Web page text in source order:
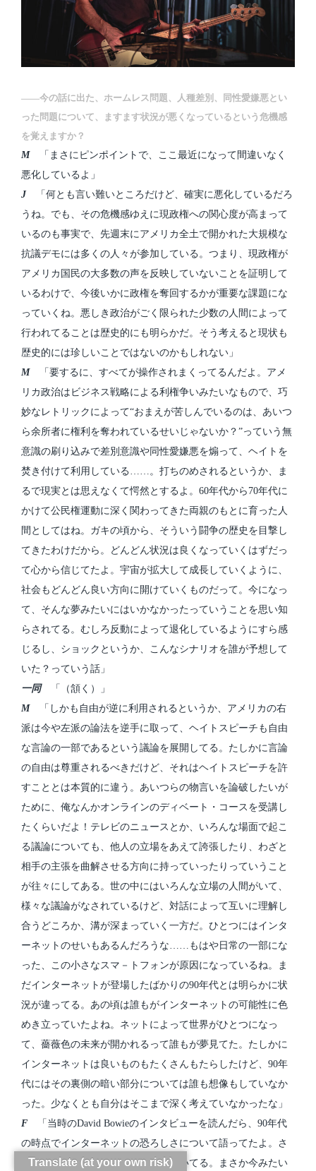
――今の話に出た、ホームレス問題、人種差別、同性愛嫌悪とい
った問題について、ますます状況が悪くなっているという危機感
を覚えますか？
M「まさにピンポイントで、ここ最近になって間違いなく
悪化しているよ」
J「何とも言い難いところだけど、確実に悪化しているだろ
うね。でも、その危機感ゆえに現政権への関心度が高まって
いるのも事実で、先週末にアメリカ全土で開かれた大規模な
抗議デモには多くの人々が参加している。つまり、現政権が
アメリカ国民の大多数の声を反映していないことを証明して
いるわけで、今後いかに政権を奪回するかが重要な課題にな
っていくね。悪しき政治がごく限られた少数の人間によって
行われてることは歴史的にも明らかだ。そう考えると現状も
歴史的には珍しいことではないのかもしれない」
M「要するに、すべてが操作されまくってるんだよ。アメ
リカ政治はビジネス戦略による利権争いみたいなもので、巧
妙なレトリックによって“おまえが苦しんでいるのは、あいつ
ら余所者に権利を奪われているせいじゃないか？”っていう無
意識の刷り込みで差別意識や同性愛嫌悪を煽って、ヘイトを
焚き付けて利用している……。打ちのめされるというか、ま
るで現実とは思えなくて愕然とするよ。60年代から70年代に
かけて公民権運動に深く関わってきた両親のもとに育った人
間としてはね。ガキの頃から、そういう闘争の歴史を目撃し
てきたわけだから。どんどん状況は良くなっていくはずだっ
て心から信じてたよ。宇宙が拡大して成長していくように、
社会もどんどん良い方向に開けていくものだって。今になっ
て、そんな夢みたいにはいかなかったっていうことを思い知
らされてる。むしろ反動によって退化しているようにすら感
じるし、ショックというか、こんなシナリオを誰が予想して
いた？っていう話」
一同「（頷く）」
M「しかも自由が逆に利用されるというか、アメリカの右
派は今や左派の論法を逆手に取って、ヘイトスピーチも自由
な言論の一部であるという議論を展開してる。たしかに言論
の自由は尊重されるべきだけど、それはヘイトスピーチを許
すこととは本質的に違う。あいつらの物言いを論破したいが
ために、俺なんかオンラインのディベート・コースを受講し
たくらいだよ！テレビのニュースとか、いろんな場面で起こ
る議論についても、他人の立場をあえて誇張したり、わざと
相手の主張を曲解させる方向に持っていったりっていうこと
が往々にしてある。世の中にはいろんな立場の人間がいて、
様々な議論がなされているけど、対話によって互いに理解し
合うどころか、溝が深まっていく一方だ。ひとつにはインタ
ーネットのせいもあるんだろうな……もはや日常の一部にな
った、この小さなスマ－トフォンが原因になっているね。ま
だインターネットが登場したばかりの90年代とは明らかに状
況が違ってる。あの頃は誰もがインターネットの可能性に色
めき立っていたよね。ネットによって世界がひとつになっ
て、薔薇色の未来が開かれるって誰もが夢見てた。たしかに
インターネットは良いものもたくさんもたらしたけど、90年
代にはその裏側の暗い部分については誰も想像もしていなか
った。少なくとも自分はそこまで深く考えていなかったな」
F 「当時のDavid Bowieのインタビューを読んだら、90年代
の時点でインターネットの恐ろしさについて語ってたよ。さ
すがだよね。社会について鋭く見抜いてる。まさか今みたい
Translate (at your own risk)